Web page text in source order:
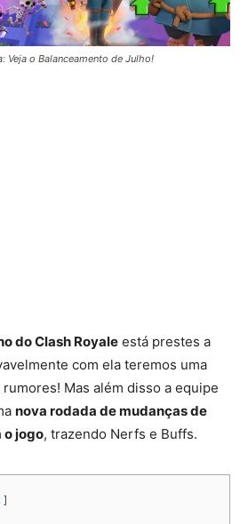
Veja o Balanceamento de Julho!
do Clash Royale está prestes a
com ela teremos uma
Mas além disso a equipe
nova rodada de mudanças de
o jogo, trazendo Nerfs e Buffs.